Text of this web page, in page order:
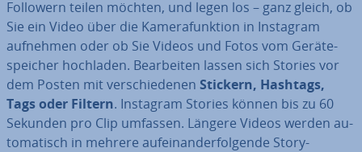
Followern teilen möchten, und legen los – ganz gleich, ob
Sie ein Video über die Ka­me­ra­funk­ti­on in Instagram
aufnehmen oder ob Sie Videos und Fotos vom Ge­rä­te­
spei­cher hochladen. Be­ar­bei­ten lassen sich Stories vor
dem Posten mit ver­schie­de­nen Stickern, Hashtags,
Tags oder Filtern. Instagram Stories können bis zu 60
Sekunden pro Clip umfassen. Längere Videos werden au­
to­ma­tisch in mehrere auf­ein­an­der­fol­gen­de Story-